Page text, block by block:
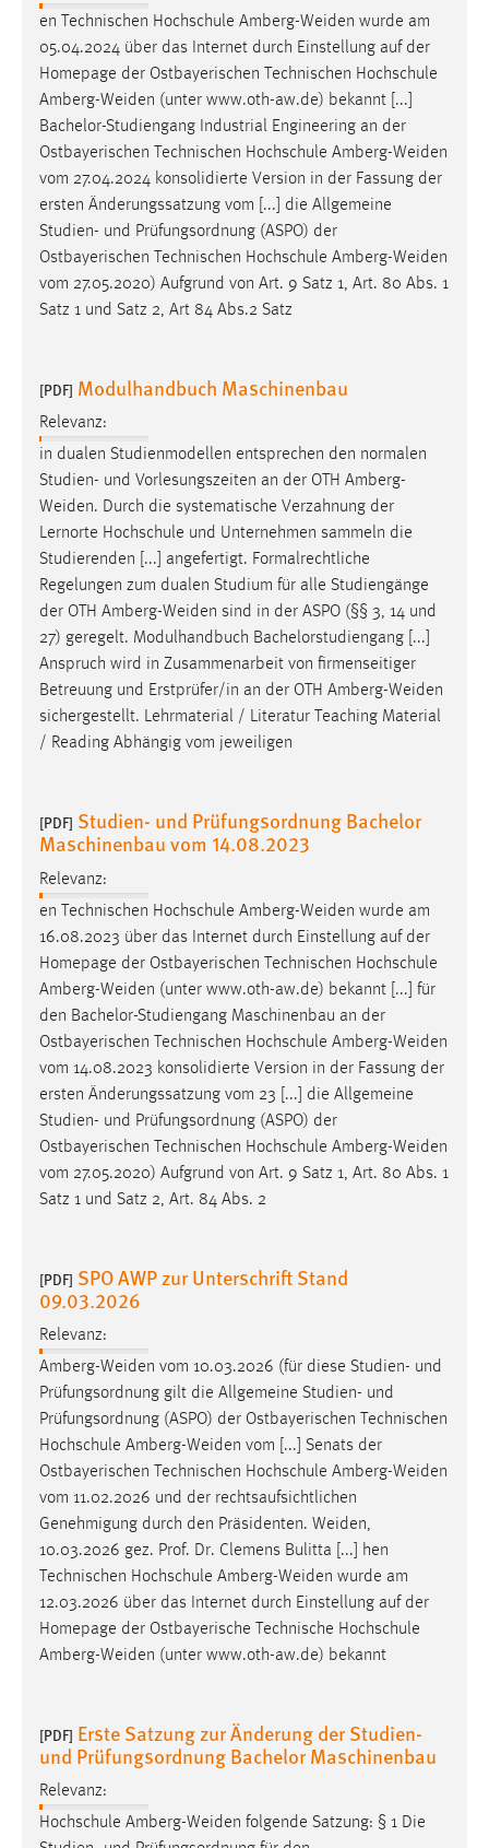
en Technischen Hochschule Amberg-Weiden wurde am
05.04.2024 über das Internet durch Einstellung auf der
Homepage der Ostbayerischen Technischen Hochschule
Amberg-Weiden (unter www.oth-aw.de) bekannt [...]
Bachelor-Studiengang Industrial Engineering an der
Ostbayerischen Technischen Hochschule Amberg-Weiden
vom 27.04.2024 konsolidierte Version in der Fassung der
ersten Änderungssatzung vom [...] die Allgemeine
Studien- und Prüfungsordnung (ASPO) der
Ostbayerischen Technischen Hochschule Amberg-Weiden
vom 27.05.2020) Aufgrund von Art. 9 Satz 1, Art. 80 Abs. 1
Satz 1 und Satz 2, Art 84 Abs.2 Satz
[PDF] Modulhandbuch Maschinenbau
Relevanz:
in dualen Studienmodellen entsprechen den normalen
Studien- und Vorlesungszeiten an der OTH Amberg-
Weiden. Durch die systematische Verzahnung der
Lernorte Hochschule und Unternehmen sammeln die
Studierenden [...] angefertigt. Formalrechtliche
Regelungen zum dualen Studium für alle Studiengänge
der OTH Amberg-Weiden sind in der ASPO (§§ 3, 14 und
27) geregelt. Modulhandbuch Bachelorstudiengang [...]
Anspruch wird in Zusammenarbeit von firmenseitiger
Betreuung und Erstprüfer/in an der OTH Amberg-Weiden
sichergestellt. Lehrmaterial / Literatur Teaching Material
/ Reading Abhängig vom jeweiligen
[PDF] Studien- und Prüfungsordnung Bachelor
Maschinenbau vom 14.08.2023
Relevanz:
en Technischen Hochschule Amberg-Weiden wurde am
16.08.2023 über das Internet durch Einstellung auf der
Homepage der Ostbayerischen Technischen Hochschule
Amberg-Weiden (unter www.oth-aw.de) bekannt [...] für
den Bachelor-Studiengang Maschinenbau an der
Ostbayerischen Technischen Hochschule Amberg-Weiden
vom 14.08.2023 konsolidierte Version in der Fassung der
ersten Änderungssatzung vom 23 [...] die Allgemeine
Studien- und Prüfungsordnung (ASPO) der
Ostbayerischen Technischen Hochschule Amberg-Weiden
vom 27.05.2020) Aufgrund von Art. 9 Satz 1, Art. 80 Abs. 1
Satz 1 und Satz 2, Art. 84 Abs. 2
[PDF] SPO AWP zur Unterschrift Stand
09.03.2026
Relevanz:
Amberg-Weiden vom 10.03.2026 (für diese Studien- und
Prüfungsordnung gilt die Allgemeine Studien- und
Prüfungsordnung (ASPO) der Ostbayerischen Technischen
Hochschule Amberg-Weiden vom [...] Senats der
Ostbayerischen Technischen Hochschule Amberg-Weiden
vom 11.02.2026 und der rechtsaufsichtlichen
Genehmigung durch den Präsidenten. Weiden,
10.03.2026 gez. Prof. Dr. Clemens Bulitta [...] hen
Technischen Hochschule Amberg-Weiden wurde am
12.03.2026 über das Internet durch Einstellung auf der
Homepage der Ostbayerische Technische Hochschule
Amberg-Weiden (unter www.oth-aw.de) bekannt
[PDF] Erste Satzung zur Änderung der Studien-
und Prüfungsordnung Bachelor Maschinenbau
Relevanz:
Hochschule Amberg-Weiden folgende Satzung: § 1 Die
Name:
staticfilecache
Zweck:
Für performante Seitenauslieferung wird in diesem Cookie
gespeichert, ob man eingeloggt ist.
Sprachpräferenz
Name:
site-language-preference
Zweck:
Das Cookie speichert die gewählte Sprache der Website.
30 Tage
Chat
Name:
MibewSessionID, MIBEW_UserID, mibew_locale, mibew-
chat-frame-style-5e9dbeb1811c0446
Zweck:
Wird benötigt um die Chatfunktion nutzen zu können.
Cookie Laufzeit:
MibewSessionID, mibew-chat-frame-style-
5e9dbeb1811c0446 = Sitzungslaufzeit, mibew_locale = 3
Jahre, MIBEW_UserID = 1 Jahr
Name:
fe_user, be_user, be_lastLoginProvider
Zweck:
Dieser Cookie ist notwendig um sich an der Website
einloggen zu können.
Cookie Laufzeit:
24 Stunden
STATISTIK
Statistik Cookies erfassen Informationen anonym.
Diese Informationen helfen uns zu verstehen, wie
unsere Besucher unsere Website nutzen.
Name:
_pk_ref, _pk_cvar, _pk_id, _pk_ses
Zweck:
Zugriffsstatistik
Cookie Laufzeit:
Max. 13 Monate
MARKETING
Marketing Cookies werden von Drittanbietern
verwendet, um personalisierte Werbung anzuzeigen.
Sie tun dies, indem sie Besucher über Websites
hinweg verfolgen.
_gcl_au
Anbieter:
Google Ireland Limited